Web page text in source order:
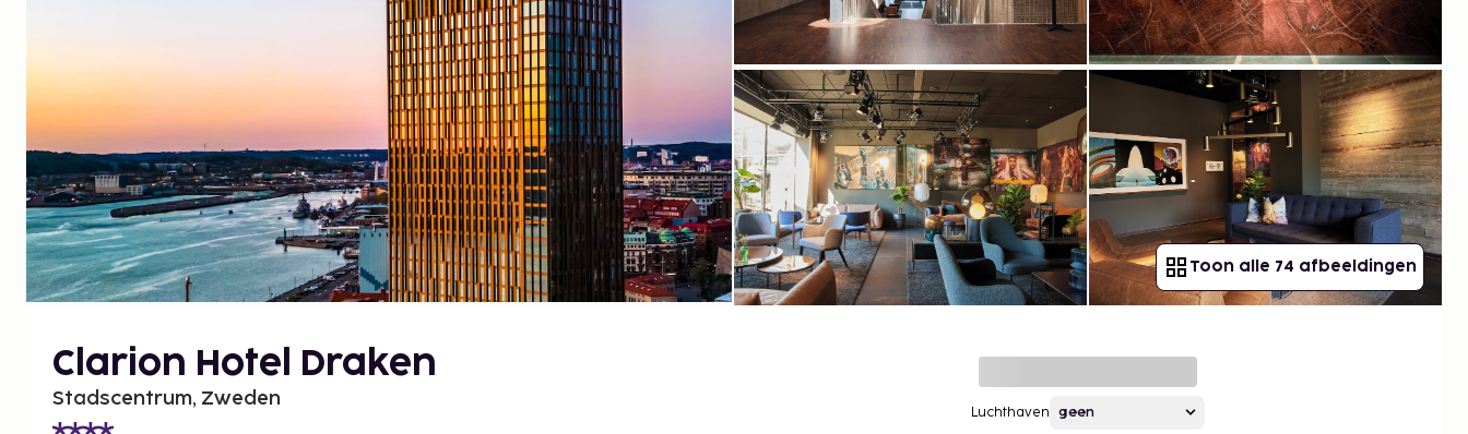
Toon alle 74 afbeeldingen
Clarion Hotel Draken
Stadscentrum, Zweden
Luchthaven